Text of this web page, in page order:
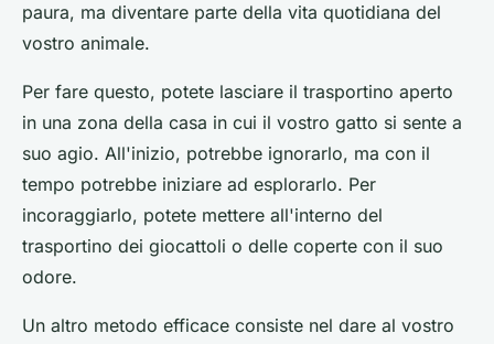
paura, ma diventare parte della vita quotidiana del
vostro animale.
Per fare questo, potete lasciare il trasportino aperto
in una zona della casa in cui il vostro gatto si sente a
suo agio. All'inizio, potrebbe ignorarlo, ma con il
tempo potrebbe iniziare ad esplorarlo. Per
incoraggiarlo, potete mettere all'interno del
trasportino dei giocattoli o delle coperte con il suo
odore.
Un altro metodo efficace consiste nel dare al vostro